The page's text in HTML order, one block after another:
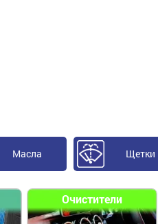
Масла Щетки
Очистители